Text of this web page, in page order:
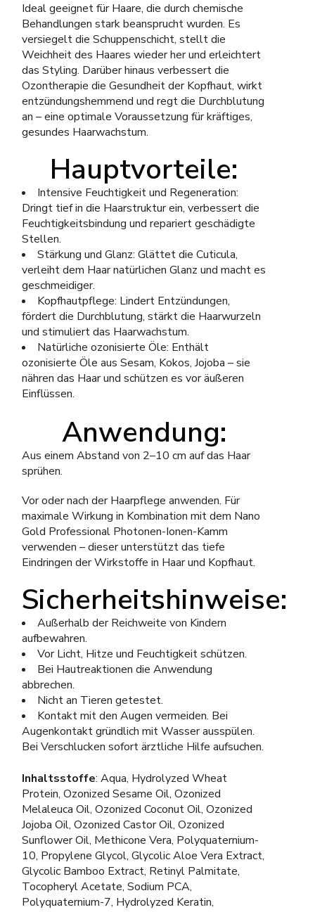
Ideal geeignet für Haare, die durch chemische
Behandlungen stark beansprucht wurden. Es
versiegelt die Schuppenschicht, stellt die
Weichheit des Haares wieder her und erleichtert
das Styling. Darüber hinaus verbessert die
Ozontherapie die Gesundheit der Kopfhaut, wirkt
entzündungshemmend und regt die Durchblutung
an – eine optimale Voraussetzung für kräftiges,
gesundes Haarwachstum.
Hauptvorteile:
Intensive Feuchtigkeit und Regeneration:
Dringt tief in die Haarstruktur ein, verbessert die
Feuchtigkeitsbindung und repariert geschädigte
Stellen.
Stärkung und Glanz: Glättet die Cuticula,
verleiht dem Haar natürlichen Glanz und macht es
geschmeidiger.
Kopfhautpflege: Lindert Entzündungen,
fördert die Durchblutung, stärkt die Haarwurzeln
und stimuliert das Haarwachstum.
Natürliche ozonisierte Öle: Enthält
ozonisierte Öle aus Sesam, Kokos, Jojoba – sie
nähren das Haar und schützen es vor äußeren
Einflüssen.
Anwendung:
Aus einem Abstand von 2–10 cm auf das Haar
sprühen.
Vor oder nach der Haarpflege anwenden. Für
maximale Wirkung in Kombination mit dem Nano
Gold Professional Photonen-Ionen-Kamm
verwenden – dieser unterstützt das tiefe
Eindringen der Wirkstoffe in Haar und Kopfhaut.
Sicherheitshinweise:
Außerhalb der Reichweite von Kindern
aufbewahren.
Vor Licht, Hitze und Feuchtigkeit schützen.
Bei Hautreaktionen die Anwendung
abbrechen.
Nicht an Tieren getestet.
Kontakt mit den Augen vermeiden. Bei
Augenkontakt gründlich mit Wasser ausspülen.
Bei Verschlucken sofort ärztliche Hilfe aufsuchen.
Inhaltsstoffe: Aqua, Hydrolyzed Wheat
Protein, Ozonized Sesame Oil, Ozonized
Melaleuca Oil, Ozonized Coconut Oil, Ozonized
Jojoba Oil, Ozonized Castor Oil, Ozonized
Sunflower Oil, Methicone Vera, Polyquaternium-
10, Propylene Glycol, Glycolic Aloe Vera Extract,
Glycolic Bamboo Extract, Retinyl Palmitate,
Tocopheryl Acetate, Sodium PCA,
Polyquaternium-7, Hydrolyzed Keratin,